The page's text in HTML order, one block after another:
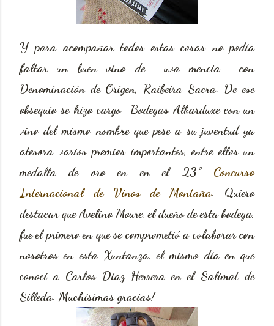
Y para acompañar todos estas cosas no podía
faltar un buen vino de uva mencia con
Denominación de Origen, Raibeira Sacra. De ese
obsequio se hizo cargo Bodegas Albarduxe con un
vino del mismo nombre que pese a su juventud ya
atesora varios premios importantes, entre ellos un
medalla de oro en en el 23º Concurso
Internacional de Vinos de Montaña. Quiero
destacar que Avelino Moure, el dueño de esta bodega,
fue el primero en que se comprometió a colaborar con
nosotros en esta Xuntanza, el mismo día en que
conocí a Carlos Diaz Herrera en el Salimat de
Silleda. Muchísimas gracias!